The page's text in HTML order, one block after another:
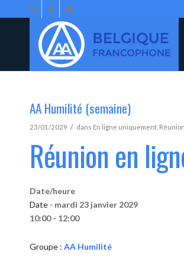
AA Humilité (semaine)
23/01/2029 / dans En ligne uniquement
Réunion en
Date/heure
Date - mardi 23 janvier 2029
10:00 - 12:00
Groupe : AA Humilité